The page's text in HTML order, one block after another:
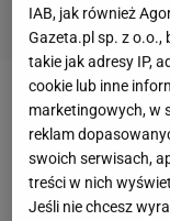
Pierwsze
powstało 20 lub
tej kwestii.
czterech innych
IAB, jak również
Gazeta.pl sp. z o.o.,
takie jak adresy IP,
cookie lub inne
marketingowych, w
reklam
swoich serwisach,
treści w nich
Jeśli nie chcesz